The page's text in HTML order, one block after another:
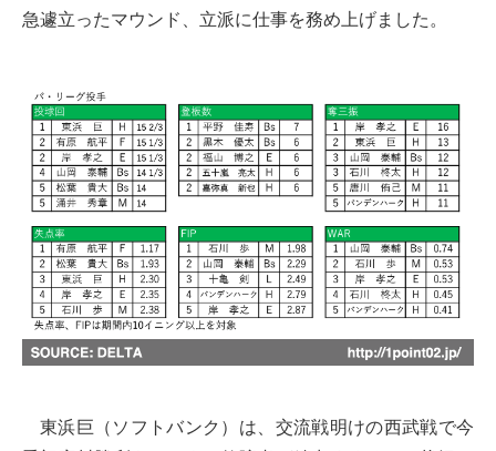
急遽立ったマウンド、立派に仕事を務め上げました。
東浜巨（ソフトバンク）は、交流戦明けの西武戦で今